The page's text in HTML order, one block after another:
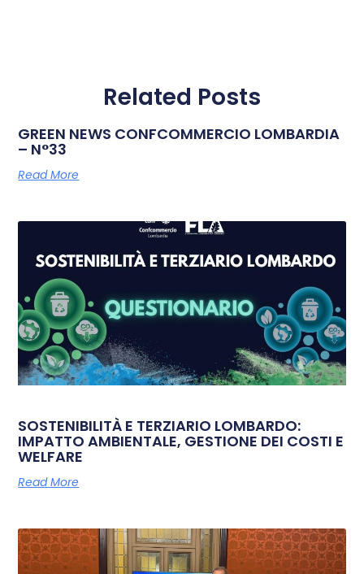
Related Posts
GREEN NEWS CONFCOMMERCIO LOMBARDIA
– N°33
Read More
SOSTENIBILITÀ E TERZIARIO LOMBARDO:
IMPATTO AMBIENTALE, GESTIONE DEI COSTI E
WELFARE
Read More